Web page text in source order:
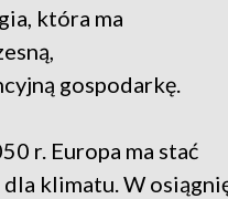
która ma
gospodarkę.
r. Europa ma stać
klimatu. W